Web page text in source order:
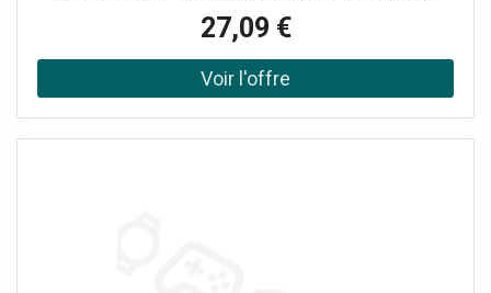
Connecteur mâle Adaptateur terminal intégré de 75
impédances Supports compatibles : LN4702 - LN4703 et
LN4703C - LN4704 et LN4704C - LN4707 et LN4707C.
27,09 €